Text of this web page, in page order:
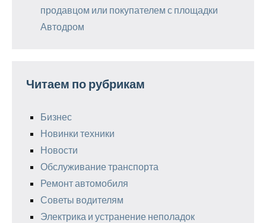
продавцом или покупателем с площадки
Автодром
Читаем по рубрикам
Бизнес
Новинки техники
Новости
Обслуживание транспорта
Ремонт автомобиля
Советы водителям
Электрика и устранение неполадок